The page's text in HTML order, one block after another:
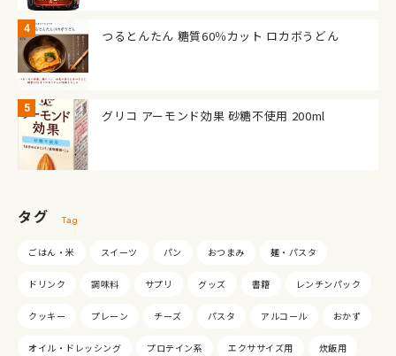
つるとんたん 糖質60％カット ロカボうどん
グリコ アーモンド効果 砂糖不使用 200ml
タグ Tag
ごはん・米 スイーツ パン おつまみ 麺・パスタ
ドリンク 調味料 サプリ グッズ 書籍 レンチンパック
クッキー プレーン チーズ パスタ アルコール おかず
オイル・ドレッシング プロテイン系 エクササイズ用 炊飯用